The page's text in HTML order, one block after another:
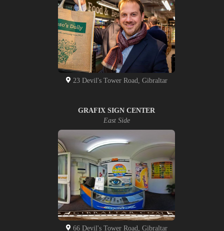
23 Devil's Tower Road, Gibraltar
GRAFIX SIGN CENTER
East Side
66 Devil's Tower Road, Gibraltar